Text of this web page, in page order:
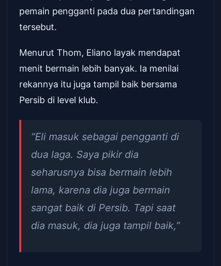
pemain pengganti pada dua pertandingan
tersebut.
Menurut Thom, Eliano layak mendapat
menit bermain lebih banyak. Ia menilai
rekannya itu juga tampil baik bersama
Persib di level klub.
“Eli masuk sebagai pengganti di
dua laga. Saya pikir dia
seharusnya bisa bermain lebih
lama, karena dia juga bermain
sangat baik di Persib. Tapi saat
dia masuk, dia juga tampil baik,”